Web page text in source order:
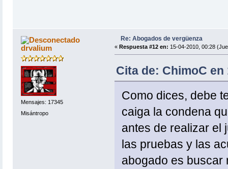
drvalium
Mensajes: 17345
Misántropo
Re: Abogados de vergüenza
« Respuesta #12 en: 15-04-2010, 00:28
Cita de: ChimoC en
Como dices, debe
caiga la condena
antes de realizar el
las pruebas y las
abogado es buscar